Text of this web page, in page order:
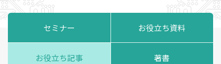
お役立ち記事
セミナー お役立ち資料
お役立ち記事 著書